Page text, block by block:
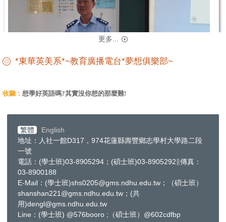
更多...
*東華英美系*~教育廣播電台*夢想俱樂部~
收聽： 想學好英語嗎?其實沒你想的那麼難!
繁體
English
地址：人社一館D317，974花蓮縣壽豐鄉志學村大學路二段
一號
電話：(學士班)03-8905294；(碩士班)03-8905292∥傳真：
03-8900188
E-Mail：(學士班)shs0205@gms.ndhu.edu.tw；（碩士班）
shanshan221@gms.ndhu.edu.tw；(共
用)dengl@gms.ndhu.edu.tw
Line：(學士班) @576booro ;（碩士班）@602cdfbp